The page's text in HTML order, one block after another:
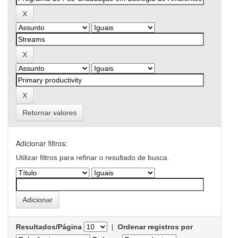
Retornar valores
Adicionar filtros:
Utilizar filtros para refinar o resultado de busca.
Resultados/Página | Ordenar registros por